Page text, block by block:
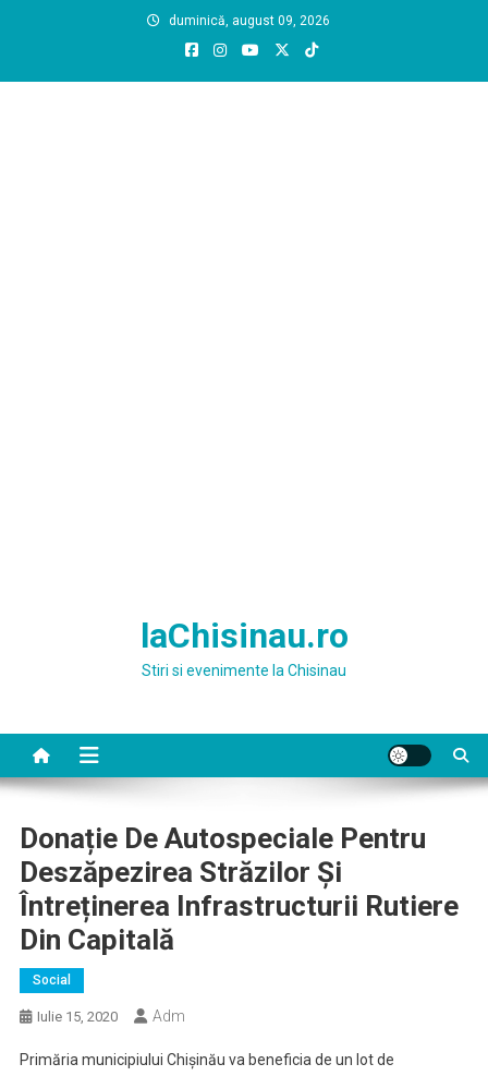
duminică, august 09, 2026
laChisinau.ro
Stiri si evenimente la Chisinau
Donație De Autospeciale Pentru
Deszăpezirea Străzilor Și
Întreținerea Infrastructurii Rutiere
Din Capitală
Social
Iulie 15, 2020 Adm
Primăria municipiului Chișinău va beneficia de un lot de